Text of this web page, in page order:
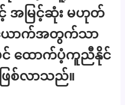
အမြင့်ဆုံး မဟုတ်
ောက်အတွက်သာ
င် ထောက်ပံ့ကူညီနိုင်
စ်လာသည်။